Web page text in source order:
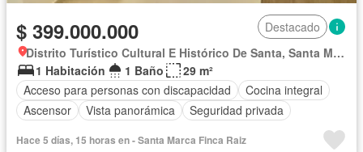
$ 399.000.000
Destacado
Distrito Turístico Cultural E Histórico De Santa, Santa Marta
1 Habitación
1 Baño
29 m²
Acceso para personas con discapacidad
Cocina integral
Ascensor
Vista panorámica Seguridad privada
Hace 5 días, 15 horas en - Santa Marca Finca Raiz